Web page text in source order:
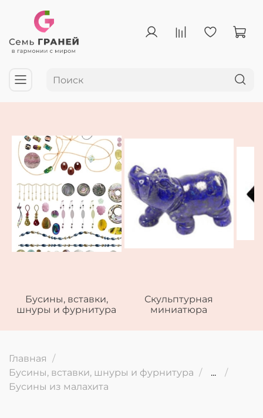
Бусины, вставки,
шнуры и фурнитура
Скульптурная
миниатюра
Главная
Бусины, вставки, шнуры и фурнитура
...
Бусины из малахита